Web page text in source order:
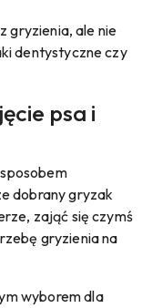
gryzienia, ale nie
dentystyczne czy
psa i
dobrany gryzak
zająć się czymś
gryzienia na
wyborem dla